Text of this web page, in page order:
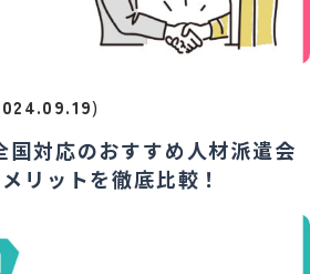
国対応のおすすめ人材派遣会
リットを徹底比較！
)